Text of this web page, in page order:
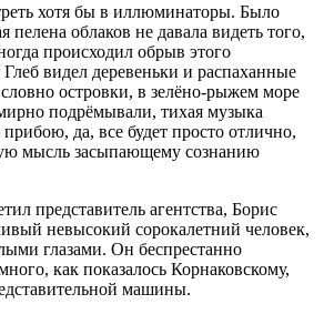
хотя бы в иллюминаторы. Было
пелена облаков не давала видеть того,
происходил обрыв этого
видел деревеньки и распаханные
островки, в зелёно-рыжем море
подрёмывали, тихая музыка
да, все будет просто отлично,
мысль засыпающему сознанию
представитель агентства, Борис
невысокий сорокалетний человек,
глазами. Он беспрестанно
как показалось Корнаковскому,
машины.